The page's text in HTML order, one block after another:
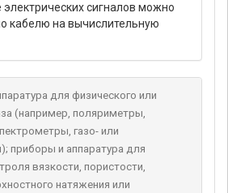
сигналов можно
кабелю на вычислительную
для физического или
(например, поляриметры,
газо- или
приборы и аппаратура для
вязкости, пористости,
натяжения или